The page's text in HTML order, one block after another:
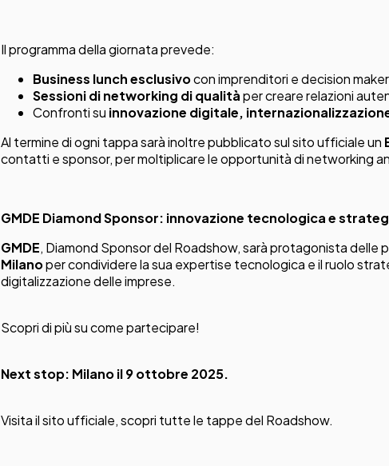
Il programma della giornata prevede:
Business lunch esclusivocon imprenditori e decision
Sessioni di networking di qualitàper creare relazioni
Confronti su innovazione digitale,
Al termine di ogni tappa sarà inoltre pubblicato sul sito ufficiale un
contatti e sponsor, per moltiplicare le opportunità di networking
GMDE Diamond Sponsor: innovazione tecnologica e
GMDE, Diamond Sponsor del Roadshow, sarà protagonista delle
Milanoper condividere la sua expertise tecnologica e il ruolo
digitalizzazione delle imprese.
Scopri di più su come partecipare!
Next stop: Milano il 9 ottobre 2025.
Visita il sito ufficiale, scopri tutte le tappe del Roadshow.